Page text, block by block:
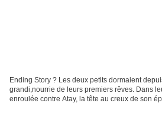
Ending Story ? Les deux petits dormaient
grandi,nourrie de leurs premiers rêves. Dans
enroulée contre Atay, la tête au creux de son